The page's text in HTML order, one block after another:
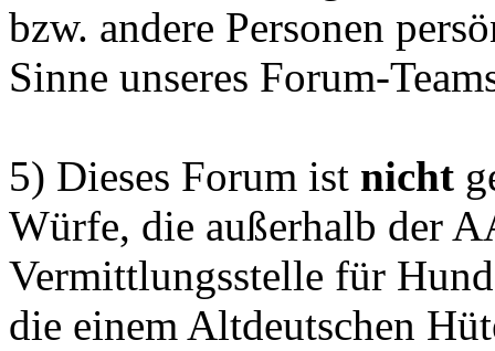
bzw. andere Personen
Sinne unseres Forum-
5) Dieses Forum ist nicht
Würfe, die außerhalb der
Vermittlungsstelle für
die einem Altdeutschen